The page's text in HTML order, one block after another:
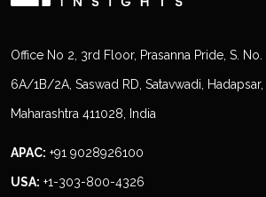
Office No 2, 3rd Floor, Prasanna Pride, S. No.
6A/1B/2A, Saswad RD, Satavwadi, Hadapsar,
Maharashtra 411028, India
APAC: +91 9028926100
USA: +1-303-800-4326